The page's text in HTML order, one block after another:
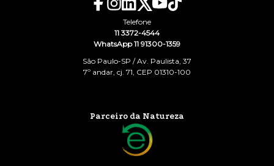
Telefone
11 3372-4544
WhatsApp 11 91300-1359
São Paulo-SP / Av. Paulista, 37
7º andar, cj. 71, CEP 01310-100
Parceiro da Natureza